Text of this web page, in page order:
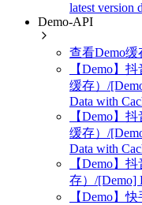
latest version
Demo-API
查看Demo缓
【Demo】
缓存）/
Data with
【Demo】
缓存）/
Data with
【Demo】
存）/[Demo]
【Demo】